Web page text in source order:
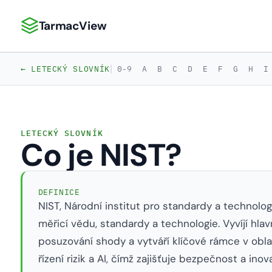
TarmacView: Precizní letecká analytika
TarmacView
← LETECKÝ SLOVNÍK| 0-9 A B C D E F G H I
LETECKÝ SLOVNÍK
Co je NIST?
DEFINICE
NIST, Národní institut pro standardy a
měřicí vědu, standardy a technologie. Vyvíjí
posuzování shody a vytváří klíčové rámce v
řízení rizik a AI, čímž zajišťuje bezpečnost a